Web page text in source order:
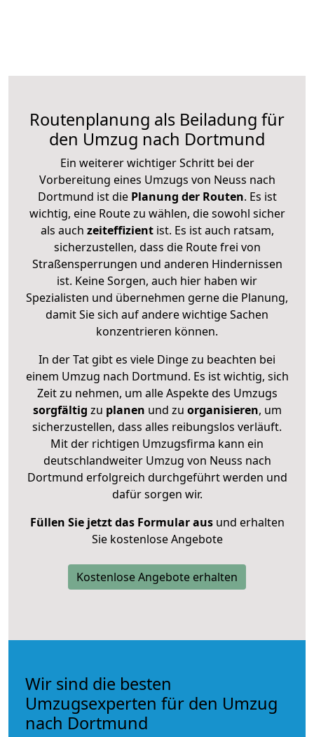
Routenplanung als Beiladung für
den Umzug nach Dortmund
Ein weiterer wichtiger Schritt bei der
Vorbereitung eines Umzugs von Neuss nach
Dortmund ist diePlanung der Routen. Es ist
wichtig, eine Route zu wählen, die sowohl sicher
als auch zeiteffizientist. Es ist auch ratsam,
sicherzustellen, dass die Route frei von
Straßensperrungen und anderen Hindernissen
ist. Keine Sorgen, auch hier haben wir
Spezialisten und übernehmen gerne die Planung,
damit Sie sich auf andere wichtige Sachen
konzentrieren können.
In der Tat gibt es viele Dinge zu beachten bei
einem Umzug nach Dortmund. Es ist wichtig, sich
Zeit zu nehmen, um alle Aspekte des Umzugs
sorgfältig zu planen und zu organisieren, um
sicherzustellen, dass alles reibungslos verläuft.
Mit der richtigen Umzugsfirma kann ein
deutschlandweiter Umzug von Neuss nach
Dortmund erfolgreich durchgeführt werden und
dafür sorgen wir.
Füllen Sie jetzt das Formular ausund erhalten
Sie kostenlose Angebote
Kostenlose Angebote erhalten
Wir sind die besten
Umzugsexperten für den Umzug
nach Dortmund